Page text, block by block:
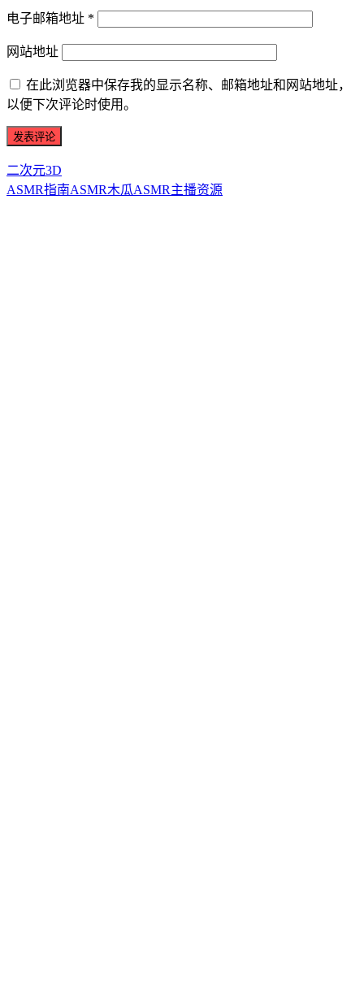
电子邮箱地址 *
网站地址
在此浏览器中保存我的显示名称、邮箱地址和网站地址，
以便下次评论时使用。
二次元3D
ASMR指南ASMR木瓜ASMR主播资源